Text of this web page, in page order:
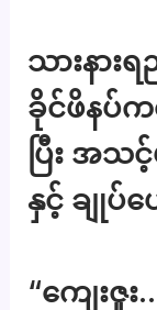
သားနာ
ခိုင်ဖိနပ်
ပြီး အသ
နှင့် ချုပ်
“ကျေးဇူ